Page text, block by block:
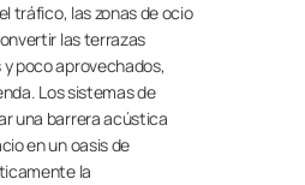
tráfico, las zonas de ocio
las terrazas
poco aprovechados,
Los sistemas de
una barrera acústica
en un oasis de
la